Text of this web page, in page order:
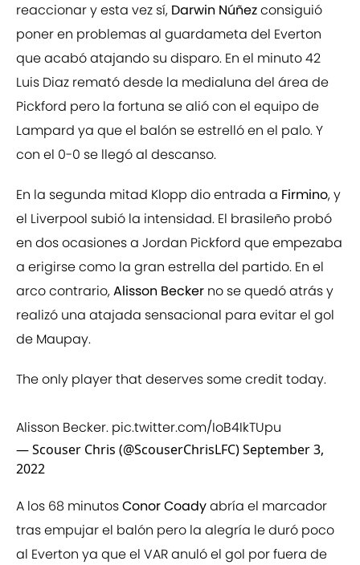
reaccionar y esta vez sí, Darwin Núñezconsiguió
poner en problemas al guardameta del Everton
que acabó atajando su disparo. En el minuto 42
Luis Diaz remató desde la medialuna del área de
Pickford pero la fortuna se alió con el equipo de
Lampard ya que el balón se estrelló en el palo. Y
con el 0-0 se llegó al descanso.
En la segunda mitad Klopp dio entrada a Firmino, y
el Liverpool subió la intensidad. El brasileño probó
en dos ocasiones a Jordan Pickford que empezaba
a erigirse como la gran estrella del partido. En el
arco contrario,Alisson Becker no se quedó atrás y
realizó una atajada sensacional para evitar el gol
de Maupay.
The only player that deserves some credit today.
Alisson Becker. pic.twitter.com/IoB4IkTUpu
— Scouser Chris (@ScouserChrisLFC)September 3,
2022
A los 68 minutosConor Coadyabría el marcador
tras empujar el balón pero la alegría le duró poco
al Everton ya que el VAR anuló el gol por fuera de